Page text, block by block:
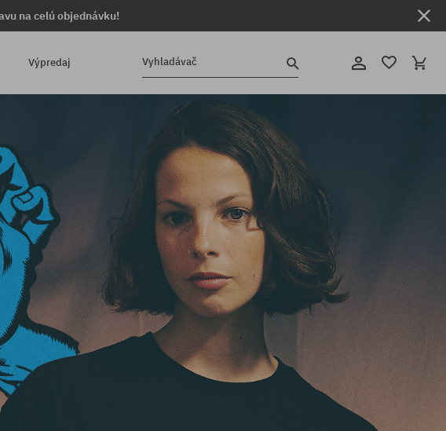
na celú objednávku!
Výpredaj Vyhladávač